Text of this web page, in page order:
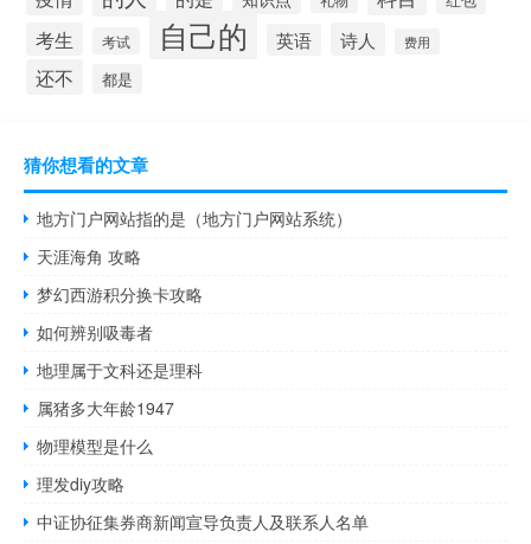
考生 考试 自己的 英语 诗人 费用
还不 都是
猜你想看的文章
地方门户网站指的是（地方门户网站系统）
天涯海角 攻略
梦幻西游积分换卡攻略
如何辨别吸毒者
地理属于文科还是理科
属猪多大年龄1947
物理模型是什么
理发diy攻略
中证协征集券商新闻宣导负责人及联系人名单